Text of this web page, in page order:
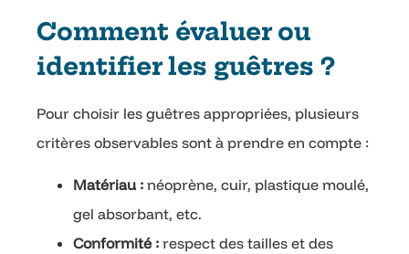
Comment évaluer ou
identifier les guêtres ?
Pour choisir les guêtres appropriées, plusieurs
critères observables sont à prendre en compte :
Matériau : néoprène, cuir, plastique moulé,
gel absorbant, etc.
Conformité : respect des tailles et des